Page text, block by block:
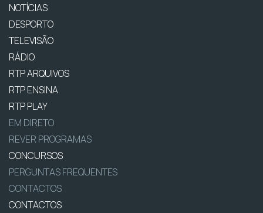
NOTÍCIAS
DESPORTO
TELEVISÃO
RÁDIO
RTP ARQUIVOS
RTP ENSINA
RTP PLAY
EM DIRETO
REVER PROGRAMAS
CONCURSOS
PERGUNTAS FREQUENTES
CONTACTOS
CONTACTOS